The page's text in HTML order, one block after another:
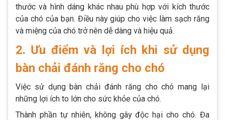
thước và hình dáng khác nhau phù hợp với kích thước
của chó của bạn. Điều này giúp cho việc làm sạch răng
và miệng của chó trở nên dễ dàng và hiệu quả.
2. Ưu điểm và lợi ích khi sử dụng
bàn chải đánh răng cho chó
Việc sử dụng bàn chải đánh răng cho chó mang lại
những lợi ích to lớn cho sức khỏe của chó.
Thành phần tự nhiên, không gây độc hại cho chó. Đa